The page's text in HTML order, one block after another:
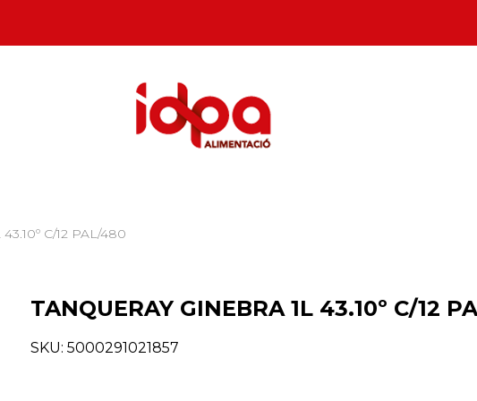
C/12 PAL/480
TANQUERAY GINEBRA 1L 43.10º C/12
SKU: 5000291021857